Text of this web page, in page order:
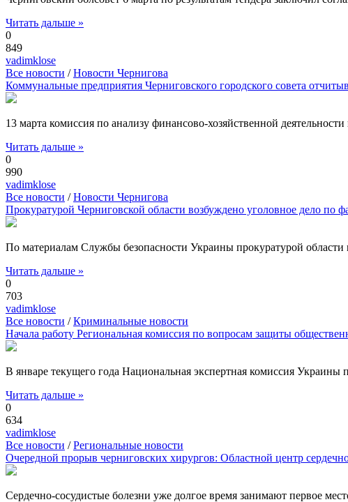
Читать дальше »
0
849
vadimklose
Все новости /Новости Чернигова
Коммунальные предприятия Черниговского городского совета
13 марта комиссия по анализу финансово-хозяйственной
Читать дальше »
0
990
vadimklose
Все новости /Новости Чернигова
Прокуратурой Черниговской области возбуждено уголовное дело по
По материалам Службы безопасности Украины прокуратурой
Читать дальше »
0
703
vadimklose
Все новости /Криминальные новости
Начала работу Региональная комиссия по вопросам защиты
В январе текущего года Национальная экспертная комиссия
Читать дальше »
0
634
vadimklose
Все новости /Региональные новости
Очередной прорыв черниговских хирургов: Областной центр
Сердечно-сосудистые болезни уже долгое время занимают первое